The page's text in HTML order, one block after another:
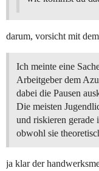
darum, vorsicht mit
Ich meinte eine
Arbeitgeber dem
dabei die Pausen
Die meisten
und riskieren
obwohl sie
ja klar der